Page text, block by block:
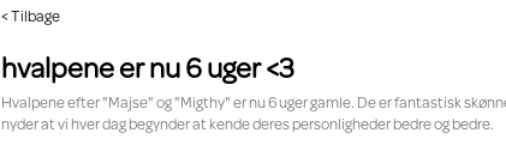
< Tilbage
hvalpene er nu 6 uger <3
Hvalpene efter "Majse" og "Migthy" er nu 6 uger gamle. De er fantastisk
nyder at vi hver dag begynder at kende deres personligheder bedre og bedre.